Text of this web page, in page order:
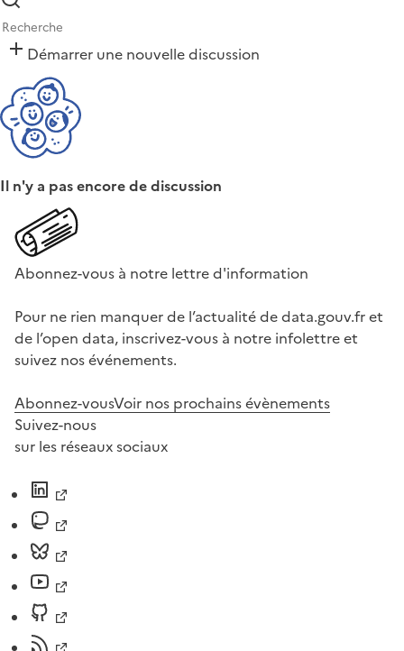
Démarrer une nouvelle discussion
Il n'y a pas encore de discussion
Abonnez-vous à notre lettre d'information
Pour ne rien manquer de l’actualité de data.gouv.fr et
de l’open data, inscrivez-vous à notre infolettre et
suivez nos événements.
Abonnez-vousVoir nos prochains évènements
Suivez-nous
sur les réseaux sociaux